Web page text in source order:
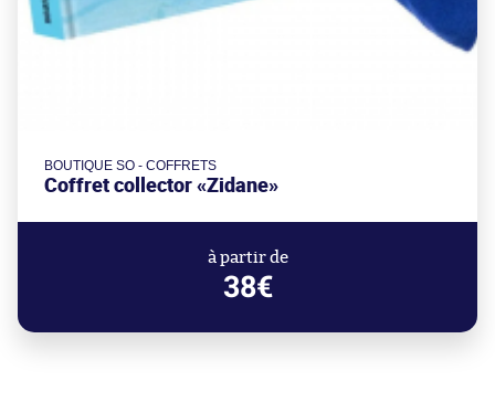
BOUTIQUE SO - COFFRETS
Coffret collector «Zidane»
à partir de
38€